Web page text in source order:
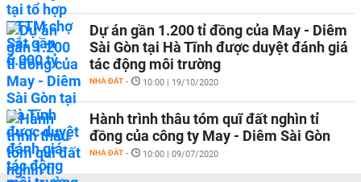
Dự án gần 1.200 tỉ đồng của May - Diêm
Sài Gòn tại Hà Tĩnh được duyệt đánh giá
tác động môi trường
NHÀ ĐẤT - 10:00 | 19/10/2020
Hành trình thâu tóm quĩ đất nghìn tỉ
đồng của công ty May - Diêm Sài Gòn
NHÀ ĐẤT - 10:00 | 09/07/2020